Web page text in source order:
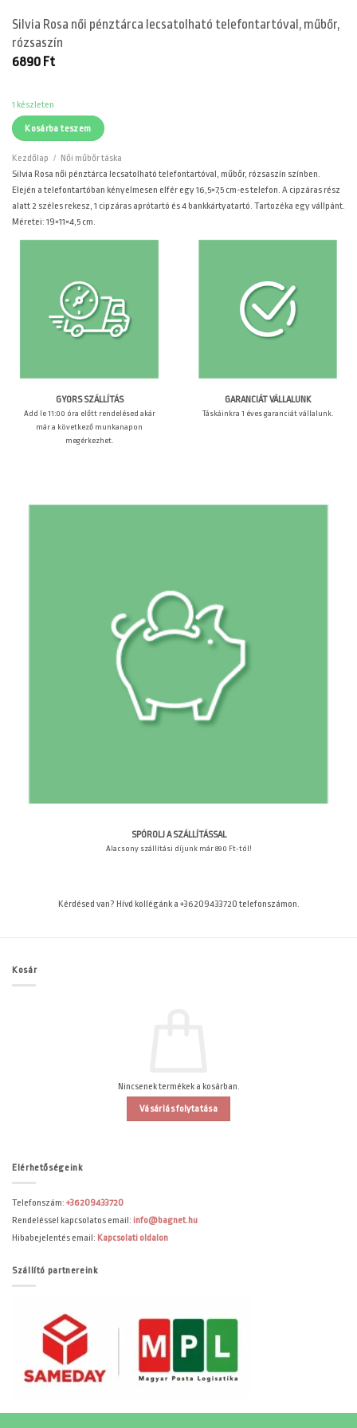
Silvia Rosa női pénztárca lecsatolható telefontartóval, műbőr,
rózsaszín
6890 Ft
1 készleten
Kosárba teszem
Kezdőlap / Női műbőr táska
Silvia Rosa női pénztárca lecsatolható telefontartóval, műbőr, rózsaszín színben.
Elején a telefontartóban kényelmesen elfér egy 16,5×7,5 cm-es telefon. A cipzáras rész
alatt 2 széles rekesz, 1 cipzáras aprótartó és 4 bankkártyatartó. Tartozéka egy vállpánt.
Méretei: 19×11×4,5 cm.
GYORS SZÁLLÍTÁS
Add le 11:00 óra előtt rendelésed akár
már a következő munkanapon
megérkezhet.
GARANCIÁT VÁLLALUNK
Táskáinkra 1 éves garanciát vállalunk.
SPÓROLJ A SZÁLLÍTÁSSAL
Alacsony szállítási díjunk már 890 Ft-tól!
Kérdésed van? Hívd kollégánk a +36209433720 telefonszámon.
Kosár
Nincsenek termékek a kosárban.
Vásárlás folytatása
Elérhetőségeink
Telefonszám: +36209433720
Rendeléssel kapcsolatos email: info@bagnet.hu
Hibabejelentés email: Kapcsolati oldalon
Szállító partnereink